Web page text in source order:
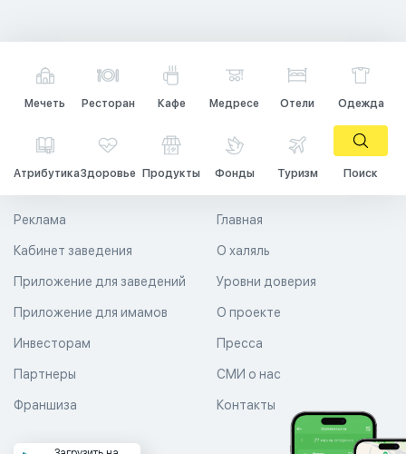
Мечеть Ресторан Кафе Медресе Отели Одежда
АтрибутикаЗдоровье Продукты Фонды Туризм Поиск
Главная
О халяль
Уровни доверия
Реклама
Кабинет заведения
Приложение для заведений
Приложение для имамов О проекте
Пресса
СМИ о нас
Контакты
Инвесторам
Партнеры
Франшиза